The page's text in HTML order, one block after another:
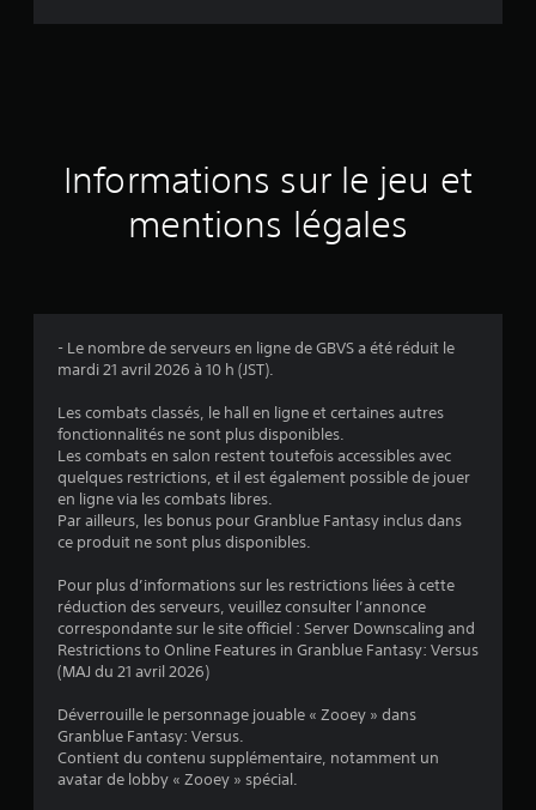
d
a
.
8
é
o
Informations sur le jeu et
mentions légales
- Le nombre de serveurs en ligne de GBVS a été réduit le
mardi 21 avril 2026 à 10 h (JST).
Les combats classés, le hall en ligne et certaines autres
fonctionnalités ne sont plus disponibles.
Les combats en salon restent toutefois accessibles avec
quelques restrictions, et il est également possible de jouer
en ligne via les combats libres.
Par ailleurs, les bonus pour Granblue Fantasy inclus dans
ce produit ne sont plus disponibles.
Pour plus d’informations sur les restrictions liées à cette
réduction des serveurs, veuillez consulter l’annonce
correspondante sur le site officiel : Server Downscaling and
Restrictions to Online Features in Granblue Fantasy: Versus
(MAJ du 21 avril 2026)
Déverrouille le personnage jouable « Zooey » dans
Granblue Fantasy: Versus.
Contient du contenu supplémentaire, notamment un
avatar de lobby « Zooey » spécial.